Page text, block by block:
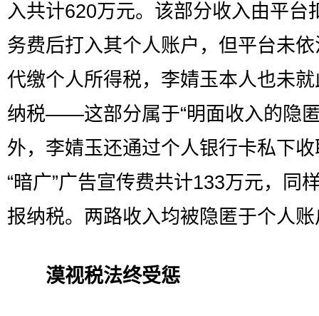
入共计620万元。该部分收入由平台
务费后打入其个人账户，但平台未
代缴个人所得税，李婧玉本人也未
纳税——这部分属于“明面收入的隐
外，李婧玉还通过个人银行卡私下
“暗广”广告宣传费共计133万元，同
报纳税。两路收入均被隐匿于个人
漠视税法终受惩